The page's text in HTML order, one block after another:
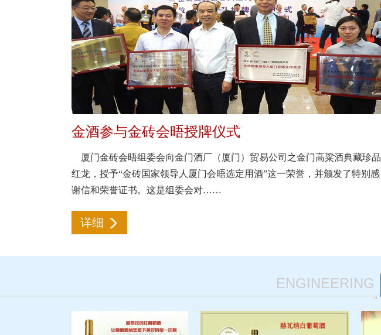
金酒参与金砖会晤授牌仪式
厦门金砖会晤组委会向金门酒厂（厦门）贸易公司之金门高粱酒典藏珍品
红龙，授予“金砖国家领导人厦门会晤选定用酒”这一荣誉，并颁发了特别感
谢信和荣誉证书。这是组委会对……
详细
ENGINEERING